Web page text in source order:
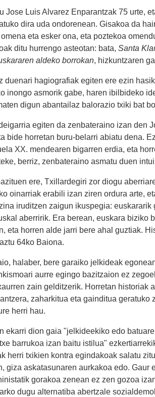
Jose Luis Alvarez Enparantzak 75 urte,
dira uda ondorenean. Gisakoa da
eta esker ona, eta poztekoa
ditu hurrengo asteotan: bata, Santa
aldeko borrokan, hizkuntzaren
duenari hagiografiak egiten ere ezin
inongo asmorik gabe, haren ibilbideko
digun abantailaz balorazio txiki bat
egiten da zenbateraino izan den
bide horretan buru-belarri abiatu dena.
XX. mendearen bigarren erdia, eta
berriz, zenbateraino asmatu duen
ere, Txillardegiri zor diogu
oinarriak erabili izan ziren ordura arte,
iruditzen zaigun ikuspegia:
aberririk. Era berean, euskara biziko
eta horren alde jarri bere ahal guztiak.
64ko Baiona.
halaber, bere garaiko jelkideak
aurre egingo bazitzaion ez
zain gelditzerik. Horretan historiak
zaharkitua eta gainditua geratuko
herri hau.
ekarri dion gaia "jelkideekiko edo
barrukoa izan baitu istilua"
herri txikien kontra egindakoak salatu
giza askatasunaren aurkakoa edo. Gaur
gorakoa zenean ez zen gozoa
dugu alternatiba abertzale